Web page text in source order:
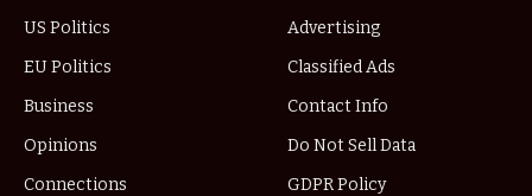
US Politics
EU Politics
Business
Opinions
Connections
Advertising
Classified Ads
Contact Info
Do Not Sell Data
GDPR Policy